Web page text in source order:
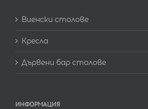
Виенски столове
Кресла
Дървени бар столове
ИНФОРМАЦИЯ